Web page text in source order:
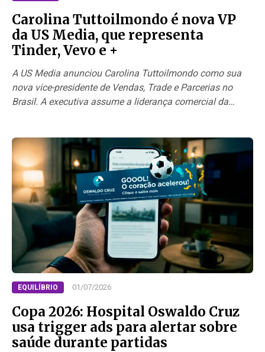
Carolina Tuttoilmondo é nova VP
da US Media, que representa
Tinder, Vevo e +
A US Media anunciou Carolina Tuttoilmondo como sua
nova vice-presidente de Vendas, Trade e Parcerias no
Brasil. A executiva assume a liderança comercial da
EQUILÍBRIO 01/07/2026
Copa 2026: Hospital Oswaldo Cruz
usa trigger ads para alertar sobre
saúde durante partidas